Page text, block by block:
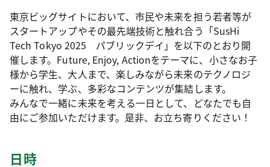
東京ビッグサイトにおいて、市民や未来を担う若者等が
スタートアップやその最先端技術と触れ合う「SusHi
Tech Tokyo 2025 パブリックデイ」を以下のとおり開
催します。Future, Enjoy, Actionをテーマに、小さなお子
様から学生、大人まで、楽しみながら未来のテクノロジ
ーに触れ、学ぶ、多彩なコンテンツが集結します。
みんなで一緒に未来を考える一日として、どなたでも自
由にご参加いただけます。是非、お立ち寄りください！
日時